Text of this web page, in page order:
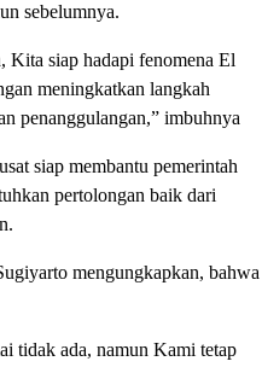
sebelumnya.
Kita siap hadapi fenomena El
meningkatkan langkah
penanggulangan,” imbuhnya
siap membantu pemerintah
pertolongan baik dari
mengungkapkan, bahwa
tidak ada, namun Kami tetap